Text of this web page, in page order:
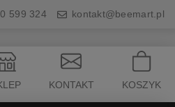
599 324 kontakt@beemart.pl
KONTAKT KOSZYK